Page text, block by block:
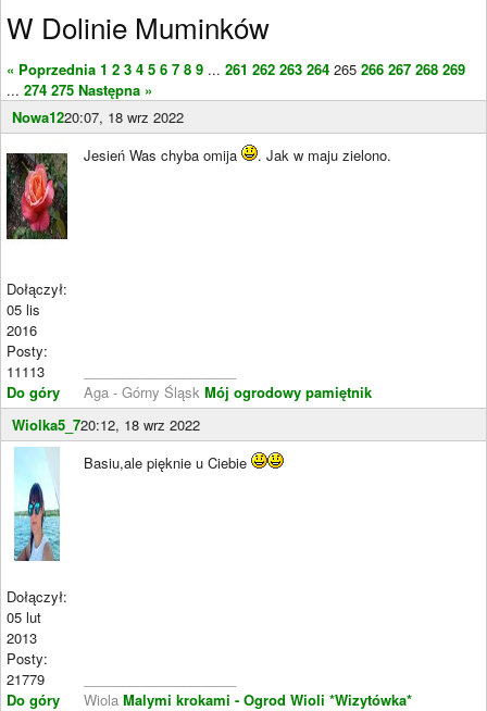
W Dolinie Muminków
« Poprzednia 1 2 3 4 5 6 7 8 9 ... 261 262 263 264 265 266 267 268 269
... 274 275 Następna »
Nowa1220:07, 18 wrz 2022
Dołączył:
05 lis
2016
Posty:
11113
Do góry
Jesień Was chyba omija . Jak w maju zielono.
Aga - Górny Śląsk Mój ogrodowy pamiętnik
Wiolka5_720:12, 18 wrz 2022
Dołączył:
05 lut
2013
Posty:
21779
Do góry
Basiu,ale pięknie u Ciebie
Wiola Malymi krokami - Ogrod Wioli *Wizytówka*